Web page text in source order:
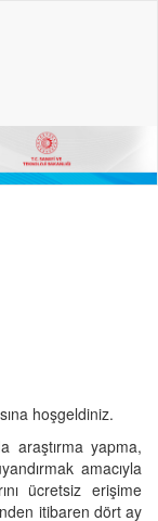
hoşgeldiniz.
araştırma yapma,
amacıyla
ücretsiz erişime
itibaren dört ay